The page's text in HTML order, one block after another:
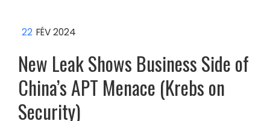
22 FÉV 2024
New Leak Shows Business Side of
China’s APT Menace (Krebs on
Security)